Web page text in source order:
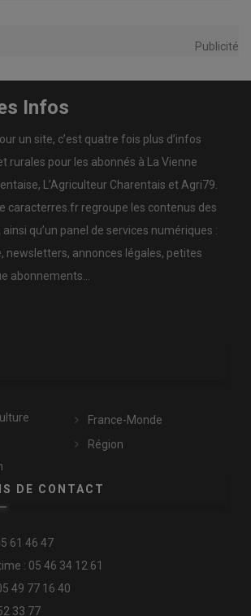
Publicité
Infos
un site, c’est quatre fois plus d’infos
rurales pour les abonnés à La Vienne
L’Agriculteur Charentais et Agri79.
caracterres.fr regroupe les contenus des
qu’un panel de services numériques :
newsletters, annonces légales, petites
abonnements…
France-Monde
Région
DE CONTACT
61 46 47
: 05 46 34 12 61
49 77 16 40
33 77